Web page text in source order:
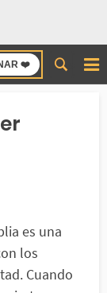
❤️
es una
los
Cuando